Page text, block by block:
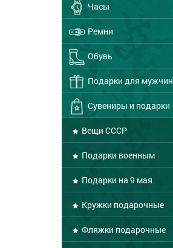
Часы
Ремни
Обувь
Подарки для мужчин
Сувениры и подарки
Вещи СССР
Подарки военным
Подарки на 9 мая
Кружки подарочные
Фляжки подарочные